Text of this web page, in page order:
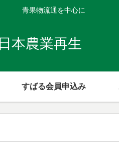
青果物流通を中心に
日本農業再生
すばる会員申込み